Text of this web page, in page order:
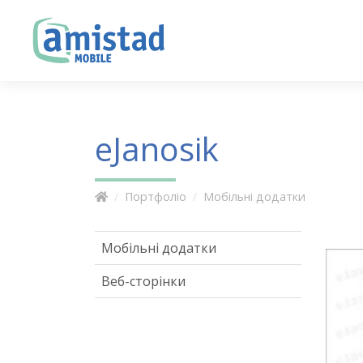
eJanosik
Портфоліо Мобільні додатки
Мобільні додатки
Веб-сторінки